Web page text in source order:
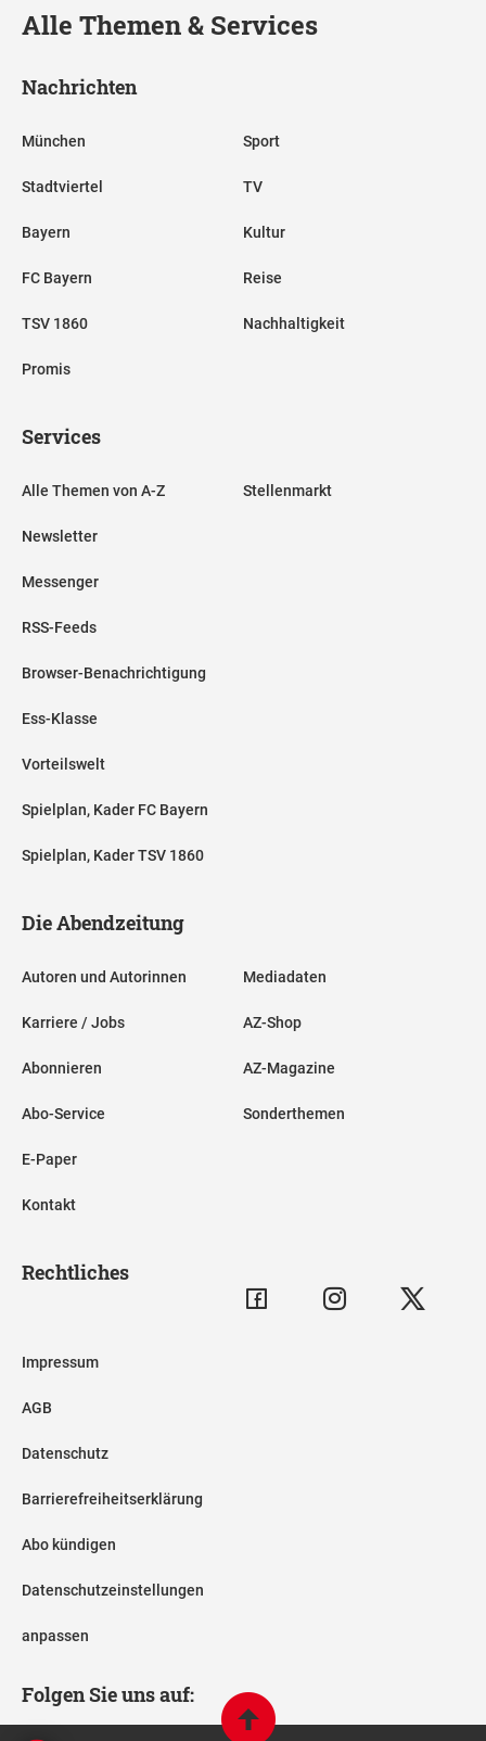
Alle Themen & Services
Nachrichten
München
Stadtviertel
Bayern
FC Bayern
TSV 1860
Promis
Sport
TV
Kultur
Reise
Nachhaltigkeit
Services
Alle Themen von A-Z
Newsletter
Messenger
RSS-Feeds
Browser-Benachrichtigung
Ess-Klasse
Vorteilswelt
Spielplan, Kader FC Bayern
Spielplan, Kader TSV 1860
Stellenmarkt
Die Abendzeitung
Autoren und Autorinnen
Karriere / Jobs
Abonnieren
Abo-Service
E-Paper
Kontakt
Mediadaten
AZ-Shop
AZ-Magazine
Sonderthemen
Rechtliches
Impressum
AGB
Datenschutz
Barrierefreiheitserklärung
Abo kündigen
Datenschutzeinstellungen
anpassen
Folgen Sie uns auf: